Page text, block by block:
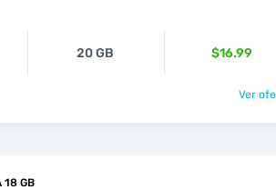
20 GB $16.99
Ver
18 GB